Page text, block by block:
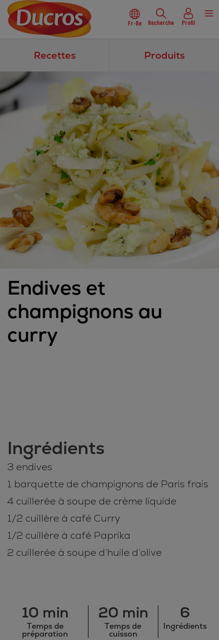
Fr-Be Recherche Profil
Recettes Produits
Endives et
champignons au
curry
Ingrédients
3 endives
1 barquette de champignons de Paris frais
4 cuillerée à soupe de crème liquide
1/2 cuillère à café Curry
1/2 cuillère à café Paprika
2 cuillerée à soupe d’huile d’olive
10 min
Temps de
préparation
20 min
Temps de
cuisson
6
Ingrédients